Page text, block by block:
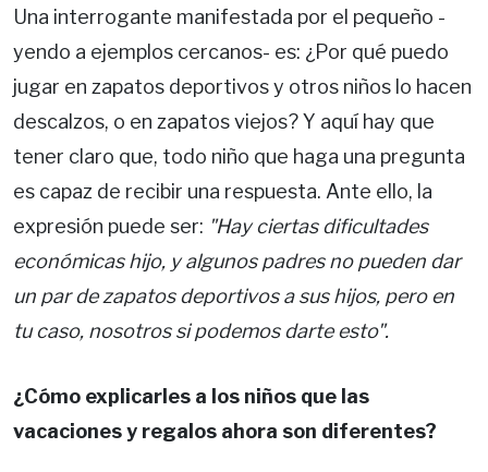
Una interrogante manifestada por el pequeño -
yendo a ejemplos cercanos- es: ¿Por qué puedo
jugar en zapatos deportivos y otros niños lo hacen
descalzos, o en zapatos viejos? Y aquí hay que
tener claro que, todo niño que haga una pregunta
es capaz de recibir una respuesta. Ante ello, la
expresión puede ser: "Hay ciertas dificultades
económicas hijo, y algunos padres no pueden dar
un par de zapatos deportivos a sus hijos, pero en
tu caso, nosotros si podemos darte esto".
¿Cómo explicarles a los niños que las
vacaciones y regalos ahora son diferentes?